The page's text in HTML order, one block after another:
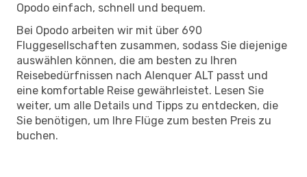
Opodo einfach, schnell und bequem.
Bei Opodo arbeiten wir mit über 690
Fluggesellschaften zusammen, sodass Sie diejenige
auswählen können, die am besten zu Ihren
Reisebedürfnissen nach Alenquer ALT passt und
eine komfortable Reise gewährleistet. Lesen Sie
weiter, um alle Details und Tipps zu entdecken, die
Sie benötigen, um Ihre Flüge zum besten Preis zu
buchen.